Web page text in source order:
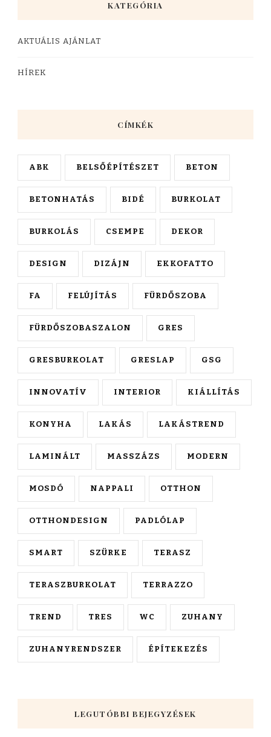
KATEGÓRIA
AKTUÁLIS AJÁNLAT
HÍREK
CÍMKÉK
ABK BELSŐÉPÍTÉSZET BETON
BETONHATÁS BIDÉ BURKOLAT
BURKOLÁS CSEMPE DEKOR
DESIGN DIZÁJN EKKOFATTO
FA FELÚJÍTÁS FÜRDŐSZOBA
FÜRDŐSZOBASZALON GRES
GRESBURKOLAT GRESLAP GSG
INNOVATÍV INTERIOR KIÁLLÍTÁS
KONYHA LAKÁS LAKÁSTREND
LAMINÁLT MASSZÁZS MODERN
MOSDÓ NAPPALI OTTHON
OTTHONDESIGN PADLÓLAP
SMART SZÜRKE TERASZ
TERASZBURKOLAT TERRAZZO
TREND TRES WC ZUHANY
ZUHANYRENDSZER ÉPÍTEKEZÉS
LEGUTÓBBI BEJEGYZÉSEK